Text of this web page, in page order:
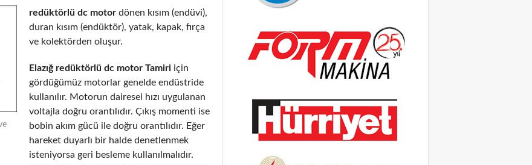
redüktörlü dc motor dönen kısım (endüvi),
duran kısım (endüktör), yatak, kapak, fırça
ve kolektörden oluşur.
Elazığ redüktörlü dc motor Tamiri için
gördüğümüz motorlar genelde endüstride
kullanılır. Motorun dairesel hızı uygulanan
voltajla doğru orantılıdır. Çıkış momenti ise
bobin akım gücü ile doğru orantılıdır. Eğer
hareket duyarlı bir halde denetlenmek
isteniyorsa geri besleme kullanılmalıdır.